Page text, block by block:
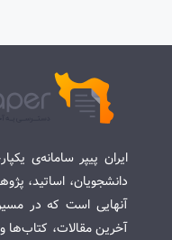
ایران پیپر سامانه‌ی
دانشجویان، اساتید،
آنهایی است که در
آخرین مقالات، کتاب‌ها